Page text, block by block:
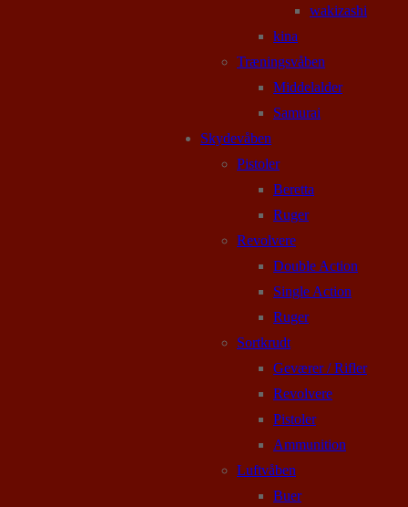
wakizashi
kina
Træningsvåben
Middelalder
Samurai
Skydevåben
Pistoler
Beretta
Ruger
Revolvere
Double Action
Single Action
Ruger
Sortkrudt
Geværer / Rifler
Revolvere
Pistoler
Ammunition
Luftvåben
Buer